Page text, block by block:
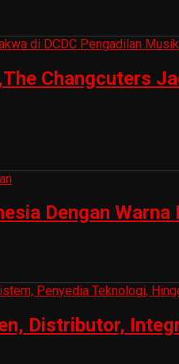
Changcuters
Dengan Warna
Distributor,